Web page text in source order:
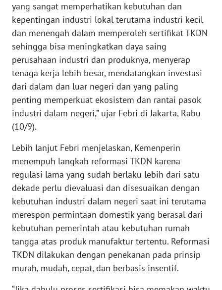
yang sangat memperhatikan kebutuhan dan
kepentingan industri lokal terutama industri kecil
dan menengah dalam memperoleh sertifikat TKDN
sehingga bisa meningkatkan daya saing
perusahaan industri dan produknya, menyerap
tenaga kerja lebih besar, mendatangkan investasi
dari dalam dan luar negeri dan yang paling
penting memperkuat ekosistem dan rantai pasok
industri dalam negeri,” ujar Febri di Jakarta, Rabu
(10/9).
Lebih lanjut Febri menjelaskan, Kemenperin
menempuh langkah reformasi TKDN karena
regulasi lama yang sudah berlaku lebih dari satu
dekade perlu dievaluasi dan disesuaikan dengan
kebutuhan industri dalam negeri saat ini terutama
merespon permintaan domestik yang berasal dari
kebutuhan pemerintah atau kebutuhan rumah
tangga atas produk manufaktur tertentu. Reformasi
TKDN dilakukan dengan penekanan pada prinsip
murah, mudah, cepat, dan berbasis insentif.
WN
SULTENG
WN
SULBAR
WN
WN
SUMBAR
SUMSEL
WN
BENGKULU
WN
LAMPUNG
WN